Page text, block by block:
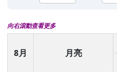
向右滾動查看更多
8月 月亮